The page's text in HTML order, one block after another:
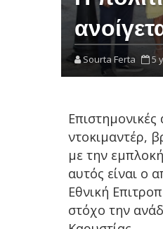
Sourta Ferta 5
ντοκιμαντέρ,
με την
αυτός είναι ο
Εθνική
στόχο την